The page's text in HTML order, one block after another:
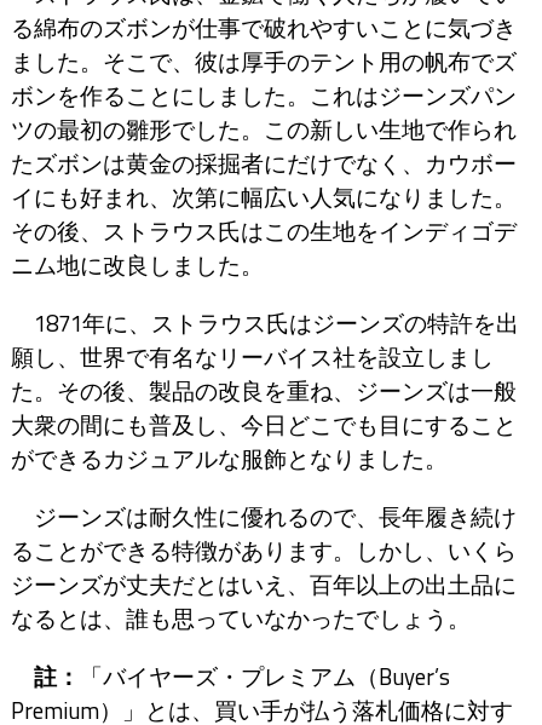
る綿布のズボンが仕事で破れやすいことに気づき
ました。そこで、彼は厚手のテント用の帆布でズ
ボンを作ることにしました。これはジーンズパン
ツの最初の雛形でした。この新しい生地で作られ
たズボンは黄金の採掘者にだけでなく、カウボー
イにも好まれ、次第に幅広い人気になりました。
その後、ストラウス氏はこの生地をインディゴデ
ニム地に改良しました。
1871年に、ストラウス氏はジーンズの特許を出
願し、世界で有名なリーバイス社を設立しまし
た。その後、製品の改良を重ね、ジーンズは一般
大衆の間にも普及し、今日どこでも目にすること
ができるカジュアルな服飾となりました。
ジーンズは耐久性に優れるので、長年履き続け
ることができる特徴があります。しかし、いくら
ジーンズが丈夫だとはいえ、百年以上の出土品に
なるとは、誰も思っていなかったでしょう。
註：
「バイヤーズ・プレミアム（Buyer’s
Premium）」とは、買い手が払う落札価格に対す